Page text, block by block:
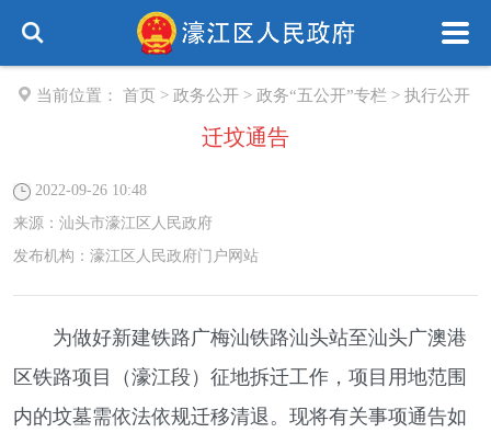
当前位置： 首页 > 政务公开 > 政务“五公开”专栏 > 执行公开
迁坟通告
2022-09-26 10:48
来源： 汕头市濠江区人民政府
发布机构： 濠江区人民政府门户网站
为做好新建铁路广梅汕铁路汕头站至汕头广澳港
区铁路项目（濠江段）征地拆迁工作，项目用地范围
内的坟墓需依法依规迁移清退。现将有关事项通告如